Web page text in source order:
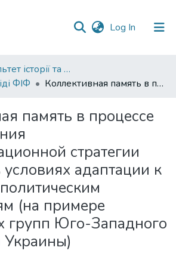
Log In (current)
06. Факультет історії та філософії
ФІФ
Коллективная память в процессе формирования идентификационной стратегии диаспоры в условиях адаптации к социально-политическим ирзменениям (на примере диаспорных групп Юго-Западного пограничья Украины)
память в процессе
стратегии
адаптации к
(на примере
групп Юго-Западного
Украины)